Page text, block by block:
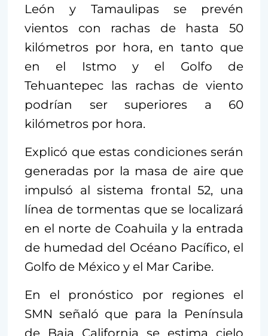
León y Tamaulipas se prevén
vientos con rachas de hasta 50
kilómetros por hora, en tanto que
en el Istmo y el Golfo de
Tehuantepec las rachas de viento
podrían ser superiores a 60
kilómetros por hora.
Explicó que estas condiciones serán
generadas por la masa de aire que
impulsó al sistema frontal 52, una
línea de tormentas que se localizará
en el norte de Coahuila y la entrada
de humedad del Océano Pacífico, el
Golfo de México y el Mar Caribe.
En el pronóstico por regiones el
SMN señaló que para la Península
de Baja California se estima cielo